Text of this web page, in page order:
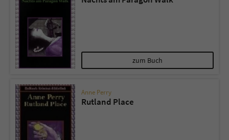
zum Buch
Anne Perry
Rutland Place